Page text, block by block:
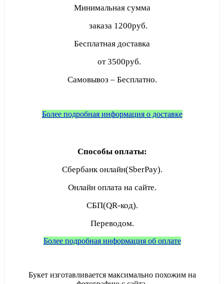
Минимальная сумма
заказа 1200руб.
Бесплатная доставка
от 3500руб.
Самовывоз – Бесплатно.
Более подробная информация о доставке
Способы оплаты:
Сбербанк онлайн(SberPay).
Онлайн оплата на сайте.
СБП(QR-код).
Переводом.
Более подробная информация об оплате
Букет изготавливается максимально похожим на